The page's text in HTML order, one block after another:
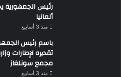
رئيس الجمهورية
ألمانيا
منذ 3 أسابيع
باسم رئيس
تقديره لإطارات
مجمع سونلغاز
منذ 3 أسابيع